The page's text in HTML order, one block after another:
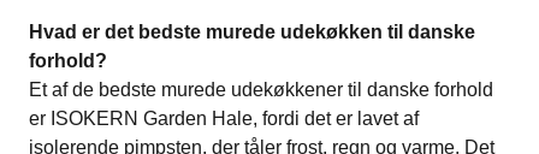
Hvad er det bedste murede udekøkken til danske
forhold?
Et af de bedste murede udekøkkener til danske forhold
er ISOKERN Garden Hale, fordi det er lavet af
isolerende pimpsten, der tåler frost, regn og varme. Det